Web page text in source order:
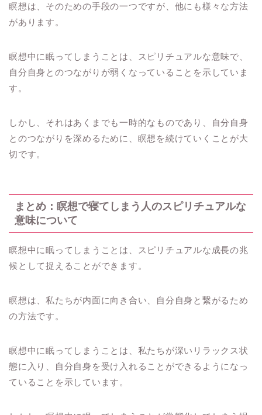
瞑想は、そのための手段の一つですが、他にも様々な方法
があります。
瞑想中に眠ってしまうことは、スピリチュアルな意味で、
自分自身とのつながりが弱くなっていることを示していま
す。
しかし、それはあくまでも一時的なものであり、自分自身
とのつながりを深めるために、瞑想を続けていくことが大
切です。
まとめ：瞑想で寝てしまう人のスピリチュアルな
意味について
瞑想中に眠ってしまうことは、スピリチュアルな成長の兆
候として捉えることができます。
瞑想は、私たちが内面に向き合い、自分自身と繋がるため
の方法です。
瞑想中に眠ってしまうことは、私たちが深いリラックス状
態に入り、自分自身を受け入れることができるようになっ
ていることを示しています。